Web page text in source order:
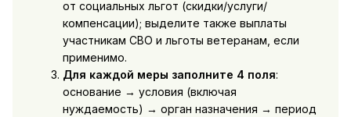
от социальных льгот (скидки/услуги/
компенсации); выделите также выплаты
участникам СВО и льготы ветеранам, если
применимо.
Для каждой меры заполните 4 поля:
основание → условия (включая
нуждаемость) → орган назначения → период